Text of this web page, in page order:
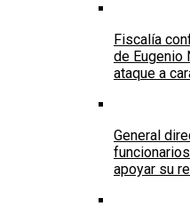
Fiscalía
de Eugenio
ataque a
General
apoyar su